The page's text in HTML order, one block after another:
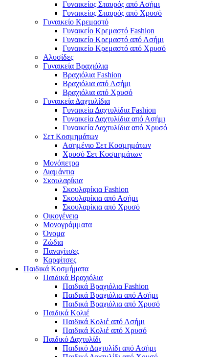
Γυναικείος Σταυρός από Ασήμι
Γυναικείος Σταυρός από Χρυσό
Γυναικείο Κρεμαστό
Γυναικείο Κρεμαστό Fashion
Γυναικείο Κρεμαστό από Ασήμι
Γυναικείο Κρεμαστό από Χρυσό
Αλυσίδες
Γυναικεία Βραχιόλια
Βραχιόλια Fashion
Βραχιόλια από Ασήμι
Βραχιόλια από Χρυσό
Γυναικεία Δαχτυλίδια
Γυναικεία Δαχτυλίδια Fashion
Γυναικεία Δαχτυλίδια από Ασήμι
Γυναικεία Δαχτυλίδια από Χρυσό
Σετ Κοσμημάτων
Ασημένιο Σετ Κοσμημάτων
Χρυσό Σετ Κοσμημάτων
Μονόπετρα
Διαμάντια
Σκουλαρίκια
Σκουλαρίκια Fashion
Σκουλαρίκια από Ασήμι
Σκουλαρίκια από Χρυσό
Οικογένεια
Μονογράμματα
Όνομα
Ζώδια
Παναγίτσες
Καρφίτσες
Παιδικά Κοσμήματα
Παιδικά Βραχιόλια
Παιδικά Βραχιόλια Fashion
Παιδικά Βραχιόλια από Ασήμι
Παιδικά Βραχιόλια από Χρυσό
Παιδικά Κολιέ
Παιδικά Κολιέ από Ασήμι
Παιδικά Κολιέ από Χρυσό
Παιδικό Δαχτυλίδι
Παιδικό Δαχτυλίδι από Ασήμι